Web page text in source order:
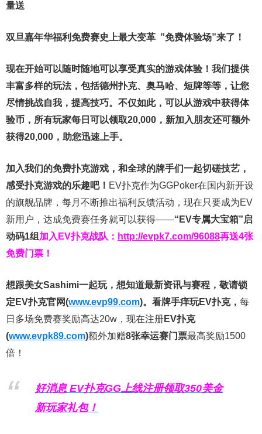
量送
双旦嘉年华福利免费赛史上最大变革 ”免费体验场”来了！
现在开始可以随时随地可以享受真实的游戏体验！我们提供
丰富多样的玩法，包括德州扑克、奥马哈、短牌等等，让您
尽情挑战自我，提高技巧。不仅如此， 可以从游戏中获得体
验币，所有玩家每日可以领取20,000，新加入朋友还可额外
获得20,000，助您迅速上手。
加入我们的免费扑克游戏，和全球的牌手们一起切磋技艺，
感受扑克游戏的乐趣吧！ EV扑克作为GGPoker在国内新开设
的旗舰品牌，每月不断推出福利反馈活动，现在只要成为EV
新用户，达成免费赛任务就可以获得——“EV专属大宝箱”启
动码1组 加入EV扑克战队： http://evpk7.com/96088再送4张
免费门票！
想跟美女Sashimi一起玩， 想知道最新资讯与赛程， 敬请锁
定EV扑克官网(www.evp99.com)。 看牌手痒玩EV扑克， 每
日多场免费赛奖励高达20w，现在注册EV扑克
(www.evpk89.com)额外加赠8张幸运赛门票最高奖励1500
倍！
好消息 EV扑克GG上线注册领取350美金
新玩家礼包！